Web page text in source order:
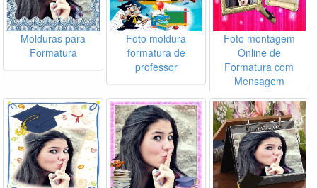
Molduras para
Formatura
Foto moldura
formatura de
professor
Foto montagem
Online de
Formatura com
Mensagem